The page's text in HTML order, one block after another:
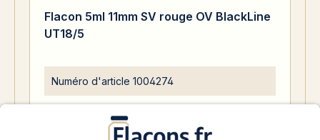
Flacon 5ml 11mm SV rouge OV BlackLine
UT18/5
Numéro d'article 1004274
0,71 €